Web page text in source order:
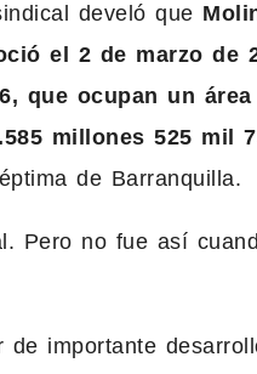
develó que
el 2 de marzo de
que ocupan un
millones 525 mil
de Barranquilla.
Pero no fue así
importante